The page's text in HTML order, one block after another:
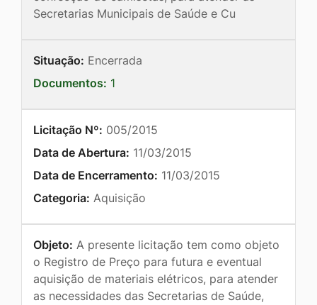
Secretarias Municipais de Saúde e Cu
Situação: Encerrada
Documentos: 1
Licitação Nº: 005/2015
Data de Abertura: 11/03/2015
Data de Encerramento: 11/03/2015
Categoria: Aquisição
Objeto: A presente licitação tem como objeto
o Registro de Preço para futura e eventual
aquisição de materiais elétricos, para atender
as necessidades das Secretarias de Saúde,